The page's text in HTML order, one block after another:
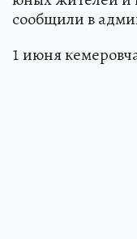
сообщили в
1 июня